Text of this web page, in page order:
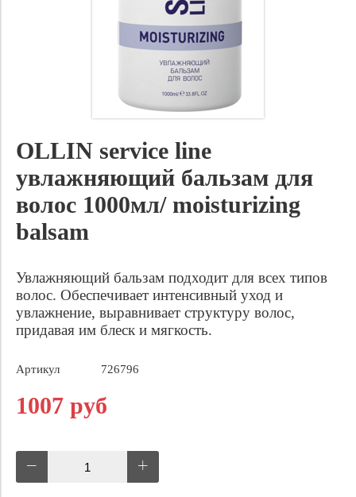
OLLIN service line
увлажняющий бальзам для
волос 1000мл/ moisturizing
balsam
Увлажняющий бальзам подходит для всех типов
волос. Обеспечивает интенсивный уход и
увлажнение, выравнивает структуру волос,
придавая им блеск и мягкость.
Артикул 726796
1007 руб